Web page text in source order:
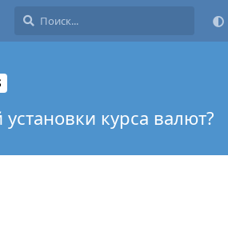
курса валют?